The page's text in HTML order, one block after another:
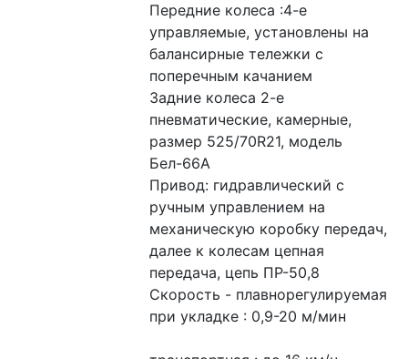
Передние колеса :4-е
управляемые, установлены на
балансирные тележки с
поперечным качанием
Задние колеса 2-е
пневматические, камерные,
размер 525/70R21, модель
Бел-66А
Привод: гидравлический с
ручным управлением на
механическую коробку передач,
далее к колесам цепная
передача, цепь ПР-50,8
Скорость - плавнорегулируемая
при укладке : 0,9-20 м/мин